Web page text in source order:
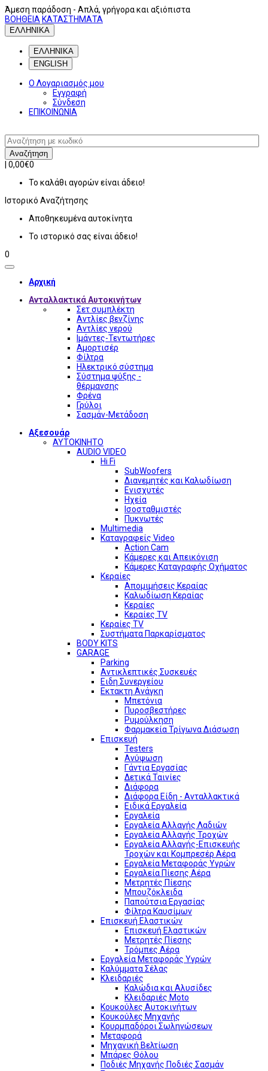
Άμεση παράδοση - Απλά, γρήγορα και αξιόπιστα
ΒΟΗΘΕΙΑ ΚΑΤΑΣΤΗΜΑΤΑ
ΕΛΛΗΝΙΚΑ
ΕΛΛΗΝΙΚΑ
ENGLISH
Ο Λογαριασμός μου
Εγγραφή
Σύνδεση
ΕΠΙΚΟΙΝΩΝΙΑ
Αναζήτηση
0,00€0
Το καλάθι αγορών είναι άδειο!
Ιστορικό Αναζήτησης
Αποθηκευμένα αυτοκίνητα
Το ιστορικό σας είναι άδειο!
0
Αρχική
Ανταλλακτικά Αυτοκινήτων
Σετ συμπλέκτη
Αντλίες βενζίνης
Αντλίες νερού
Ιμάντες-Τεντωτήρες
Αμορτισέρ
Φίλτρα
Ηλεκτρικό σύστημα
Σύστημα ψύξης -
θέρμανσης
Φρένα
Γρύλοι
Σασμάν-Μετάδοση
Αξεσουάρ
ΑΥΤΟΚΙΝΗΤΟ
AUDIO VIDEO
Hi Fi
SubWoofers
Διανεμητές και Καλωδίωση
Ενισχυτές
Ηχεία
Ισοσταθμιστές
Πυκνωτές
Multimedia
Καταγραφείς Video
Action Cam
Κάμερες και Απεικόνιση
Κάμερες Καταγραφής Οχήματος
Κεραίες
Απομιμήσεις Κεραίας
Καλωδίωση Κεραίας
Κεραίες
Κεραίες TV
Κεραίες TV
Συστήματα Παρκαρίσματος
BODY KITS
GARAGE
Parking
Αντικλεπτικές Συσκευές
Ειδη Συνεργείου
Εκτακτη Ανάγκη
Μπετόνια
Πυροσβεστήρες
Ρυμούλκηση
Φαρμακεία Τρίγωνα Διάσωση
Επισκευή
Testers
Ανύψωση
Γάντια Εργασίας
Δετικά Ταινίες
Διάφορα
Διάφορα Είδη - Ανταλλακτικά
Ειδικά Εργαλεία
Εργαλεία
Εργαλεία Αλλαγής Λαδιών
Εργαλεία Αλλαγής Τροχών
Εργαλεία Αλλαγής-Επισκευής
Τροχών και Κομπρεσέρ Αέρα
Εργαλεία Μεταφοράς Υγρών
Εργαλεία Πίεσης Αέρα
Μετρητές Πίεσης
Μπουζόκλειδα
Παπούτσια Εργασίας
Φίλτρα Καυσίμων
Επισκευή Ελαστικών
Επισκευή Ελαστικών
Μετρητές Πίεσης
Τρόμπες Αέρα
Εργαλεία Μεταφοράς Υγρών
Καλύμματα Σέλας
Κλειδαριές
Καλώδια και Αλυσίδες
Κλειδαριές Moto
Κουκούλες Αυτοκινήτων
Κουκούλες Μηχανής
Κουρμπαδόροι Σωληνώσεων
Μεταφορά
Μηχανική Βελτίωση
Μπάρες Θόλου
Ποδιές Μηχανής Ποδιές Σασμάν